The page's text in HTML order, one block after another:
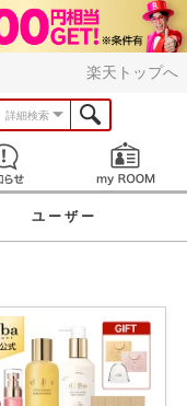
楽天トップへ
詳細検索
お知らせ
ユーザー